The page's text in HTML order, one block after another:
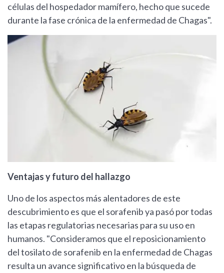
células del hospedador mamífero, hecho que sucede
durante la fase crónica de la enfermedad de Chagas".
Ventajas y futuro del hallazgo
Uno de los aspectos más alentadores de este
descubrimiento es que el sorafenib ya pasó por todas
las etapas regulatorias necesarias para su uso en
humanos. "Consideramos que el reposicionamiento
del tosilato de sorafenib en la enfermedad de Chagas
resulta un avance significativo en la búsqueda de